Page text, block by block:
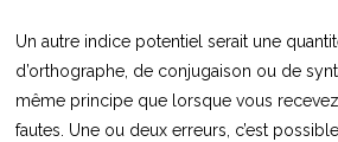
Un autre indice potentiel serait une
d’orthographe, de conjugaison ou de
même principe que lorsque vous
fautes. Une ou deux erreurs, c’est